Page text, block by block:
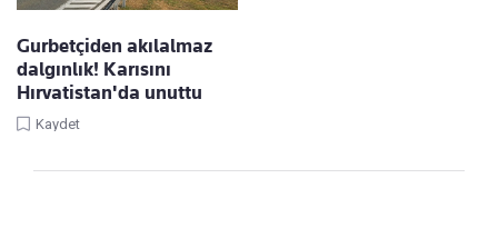
Gurbetçiden akılalmaz
dalgınlık! Karısını
Hırvatistan'da unuttu
Kaydet